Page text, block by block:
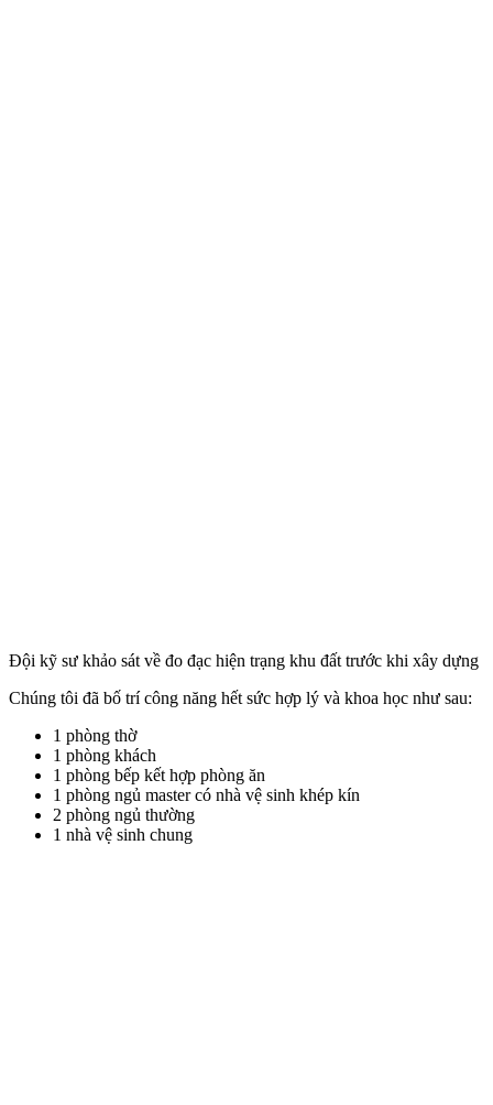
Đội kỹ sư khảo sát về đo đạc hiện trạng khu đất trước khi xây dựng
Chúng tôi đã bố trí công năng hết sức hợp lý và khoa học như sau:
1 phòng thờ
1 phòng khách
1 phòng bếp kết hợp phòng ăn
1 phòng ngủ master có nhà vệ sinh khép kín
2 phòng ngủ thường
1 nhà vệ sinh chung